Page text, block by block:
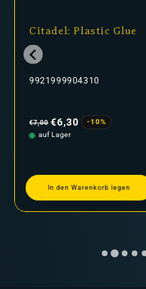
Citadel: Plastic Glue
9921999904310
Preis
€7,00 €6,30
-10%
auf Lager
In den Warenkorb legen